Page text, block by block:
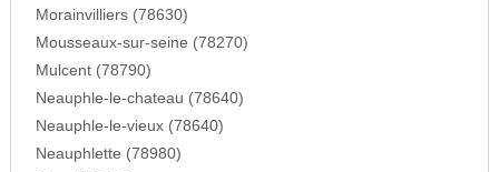
Morainvilliers (78630)
Mousseaux-sur-seine (78270)
Mulcent (78790)
Neauphle-le-chateau (78640)
Neauphle-le-vieux (78640)
Neauphlette (78980)